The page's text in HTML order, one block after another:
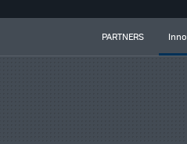
PARTNERS